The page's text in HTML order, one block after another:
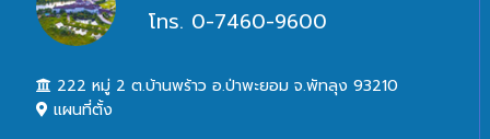
โทร. 0-7460-9600
222 หมู่ 2 ต.บ้านพร้าว อ.ป่าพะยอม จ.พัทลุง 93210
แผนที่ตั้ง